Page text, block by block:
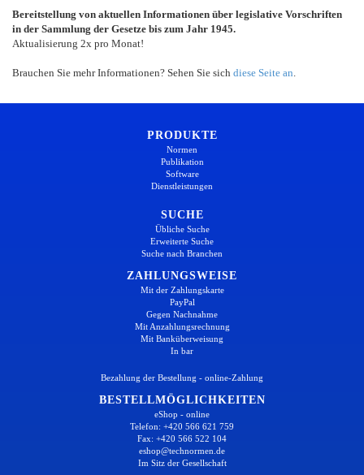
Bereitstellung von aktuellen Informationen über legislative Vorschriften
in der Sammlung der Gesetze bis zum Jahr 1945.
Aktualisierung 2x pro Monat!
Brauchen Sie mehr Informationen? Sehen Sie sich diese Seite an
PRODUKTE
Normen
Publikation
Software
Dienstleistungen
SUCHE
Übliche Suche
Erweiterte Suche
Suche nach Branchen
ZAHLUNGSWEISE
Mit der Zahlungskarte
PayPal
Gegen Nachnahme
Mit Anzahlungsrechnung
Mit Banküberweisung
In bar
Bezahlung der Bestellung - online-Zahlung
BESTELLMÖGLICHKEITEN
eShop - online
Telefon: +420 566 621 759
Fax: +420 566 522 104
eshop@technormen.de
Im Sitz der Gesellschaft